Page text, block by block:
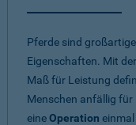
Pferde sind
Eigenschaften. Mit
Maß für Leistung
Menschen anfällig
eineOperation